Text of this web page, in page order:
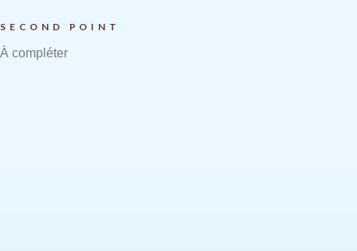
SECOND POINT
À compléter